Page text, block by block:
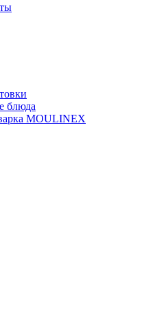
блюда
MOULINEX